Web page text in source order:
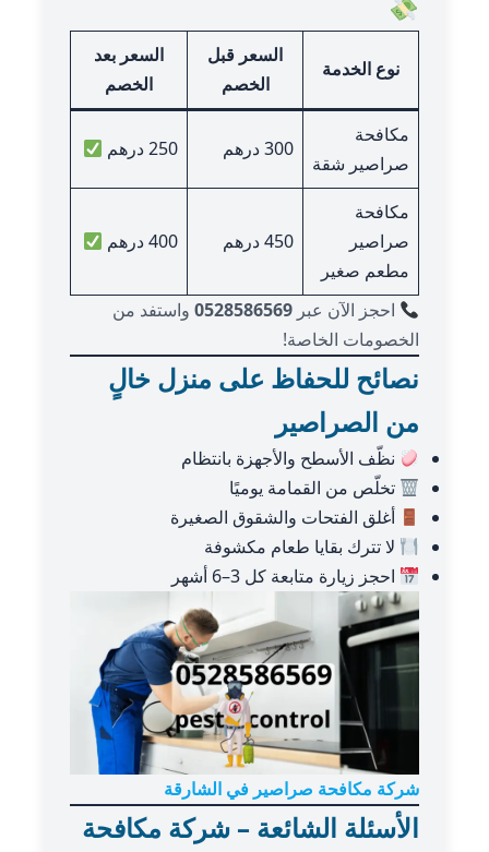
نوع الخدمة
السعر قبل
الخصم
السعر بعد
الخصم
مكافحة
صراصير شقة
300 درهم 250 درهم
مكافحة
صراصير
مطعم صغير
450 درهم 400 درهم
احجز الآن عبر0528586569 واستفد من
الخصومات الخاصة!
نصائح للحفاظ على منزل خالٍ
من الصراصير
نظّف الأسطح والأجهزة بانتظام
تخلّص من القمامة يوميًا
أغلق الفتحات والشقوق الصغيرة
لا تترك بقايا طعام مكشوفة
احجز زيارة متابعة كل 3–6 أشهر
شركة مكافحة صراصير في الشارقة
الأسئلة الشائعة – شركة مكافحة